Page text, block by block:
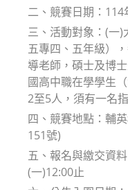
二、競賽日期：114
三、活動對象：(一
五專四、五年級）
導老師，碩士及博
國高中職在學學生
2至5人，須有一名
四、競賽地點：輔
151號)
五、報名與繳交資
(一)12:00止